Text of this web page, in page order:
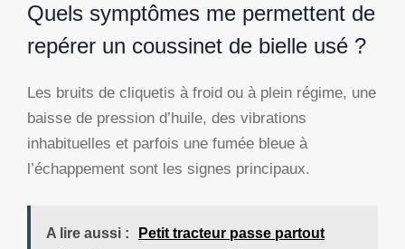
Quels symptômes me permettent de
repérer un coussinet de bielle usé ?
Les bruits de cliquetis à froid ou à plein régime, une
baisse de pression d’huile, des vibrations
inhabituelles et parfois une fumée bleue à
l’échappement sont les signes principaux.
A lire aussi :
Petit tracteur passe partout